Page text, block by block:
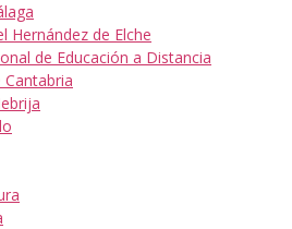
Hernández de Elche
de Educación a Distancia
Cantabria